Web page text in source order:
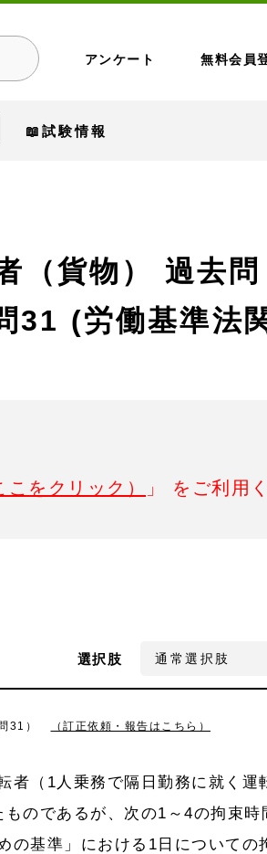
アンケート 無料会員
📖試験情報
（貨物） 過去問
31 (労働基準法
をクリック） 」 をご利用
選択肢
31） （訂正依頼・報告はこちら）
者（1人乗務で隔日勤務に就く運
のであるが、次の1～4の拘束時
の基準」における1日についての